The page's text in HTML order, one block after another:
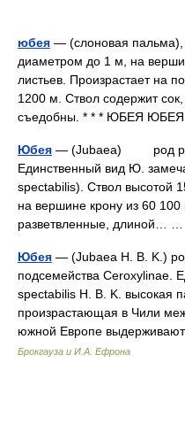
юбея — (слоновая пальма),
диаметром до 1 м, на
листьев. Произрастает на
1200 м. Ствол содержит
съедобны. * * * ЮБЕЯ
Юбея — (Jubaea) род
Единственный вид Ю.
spectabilis). Ствол высотой
на вершине крону из 60 100
разветвленные, длиной…
Юбея — (Jubaea H. B. K.)
подсемейства Ceroxylinae.
spectabilis H. B. K. высокая
произрастающая в Чили
южной Европе
Брокгауза и И.А. Ефрона